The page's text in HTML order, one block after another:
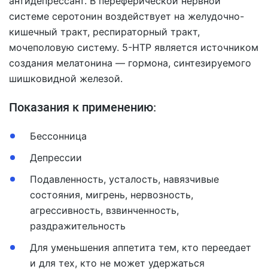
системе серотонин воздействует на желудочно-
кишечный тракт, респираторный тракт,
мочеполовую систему. 5-HTP является источником
создания мелатонина — гормона, синтезируемого
шишковидной железой.
Показания к применению:
Бессонница
Депрессии
Подавленность, усталость, навязчивые
состояния, мигрень, нервозность,
агрессивность, взвинченность,
раздражительность
Для уменьшения аппетита тем, кто переедает
и для тех, кто не может удержаться